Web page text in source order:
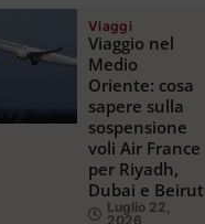
Viaggi
Viaggio nel
Medio
Oriente: cosa
sapere sulla
sospensione
voli Air France
per Riyadh,
Dubai e Beirut
Luglio 22,
2026